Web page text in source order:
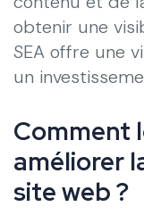
obtenir une
SEA offre une
un
Comment
améliorer
site web ?